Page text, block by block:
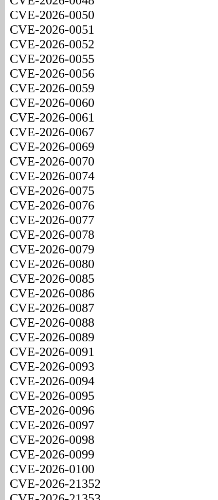
CVE-2026-0050
CVE-2026-0051
CVE-2026-0052
CVE-2026-0055
CVE-2026-0056
CVE-2026-0059
CVE-2026-0060
CVE-2026-0061
CVE-2026-0067
CVE-2026-0069
CVE-2026-0070
CVE-2026-0074
CVE-2026-0075
CVE-2026-0076
CVE-2026-0077
CVE-2026-0078
CVE-2026-0079
CVE-2026-0080
CVE-2026-0085
CVE-2026-0086
CVE-2026-0087
CVE-2026-0088
CVE-2026-0089
CVE-2026-0091
CVE-2026-0093
CVE-2026-0094
CVE-2026-0095
CVE-2026-0096
CVE-2026-0097
CVE-2026-0098
CVE-2026-0099
CVE-2026-0100
CVE-2026-21352